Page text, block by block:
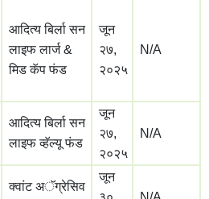
आदित्य बिर्ला सन
लाइफ लार्ज &
मिड कॅप फंड
जून
२७,
२०२५
N/A
आदित्य बिर्ला सन
लाइफ व्हॅल्यू फंड
जून
२७,
२०२५
N/A
क्वांट अॅग्रेसिव
जून